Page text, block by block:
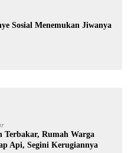
Sosial Menemukan Jiwanya
Terbakar, Rumah Warga
Api, Segini Kerugiannya